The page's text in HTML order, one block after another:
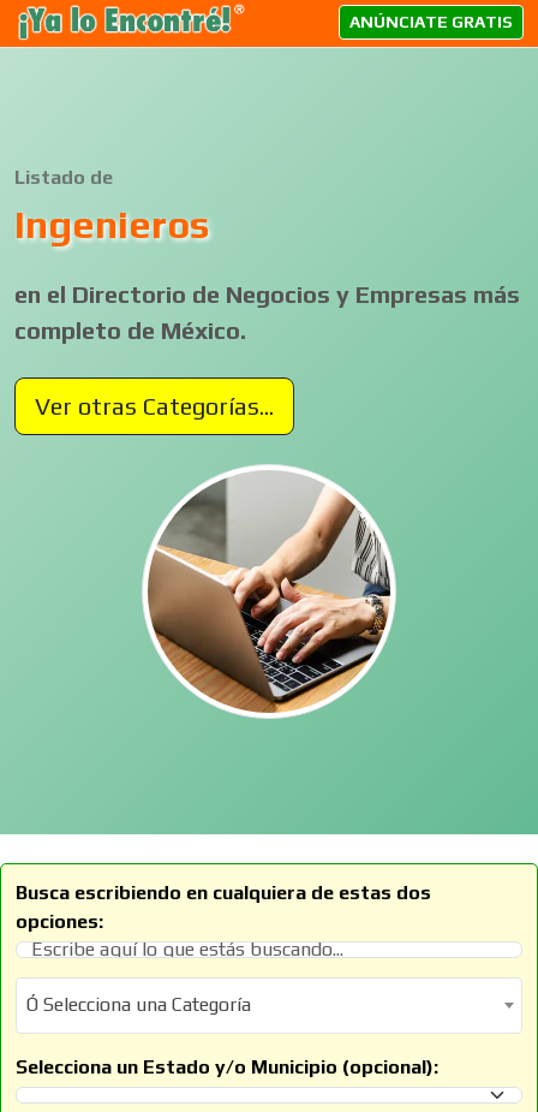
ANÚNCIATE GRATIS
Listado de
Ingenieros
en el Directorio de Negocios y Empresas más
completo de México.
Ver otras Categorías...
Busca escribiendo en cualquiera de estas dos
opciones:
Ó Selecciona una Categoría
Ó Selecciona una Categoría
Selecciona un Estado y/o Municipio (opcional):
Selecciona un Estado